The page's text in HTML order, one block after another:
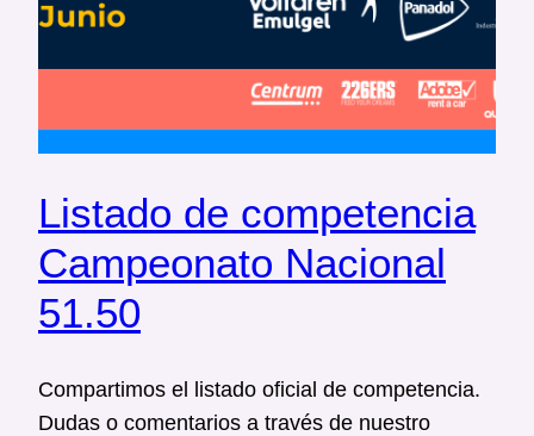
Listado de competencia
Campeonato Nacional
51.50
Compartimos el listado oficial de competencia.
Dudas o comentarios a través de nuestro